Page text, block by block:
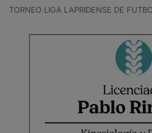
TORNEO LIGA LAPRIDENSE DE